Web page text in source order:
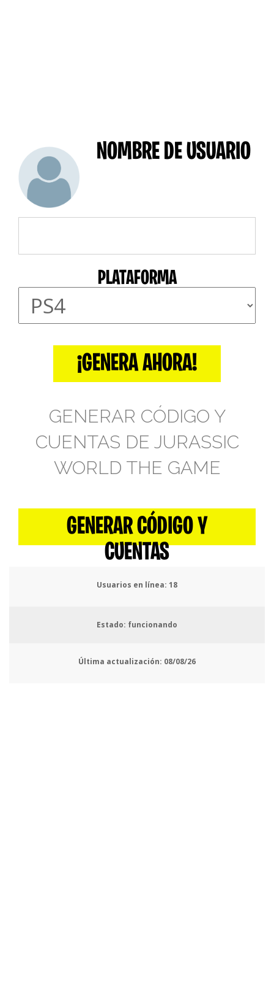
NOMBRE DE USUARIO
PLATAFORMA
¡GENERA AHORA!
GENERAR CÓDIGO Y
CUENTAS DE JURASSIC
WORLD THE GAME
GENERAR CÓDIGO Y
CUENTAS
Usuarios en línea: 19
Estado: funcionando
Última actualización: 08/08/26